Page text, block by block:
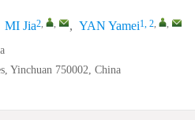
MI Jia2, , , YAN Yamei1, 2, ,
Yinchuan 750002, China